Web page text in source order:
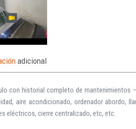
adicional
con historial completo de mantenimientos
aire acondicionado, ordenador abordo,
eléctricos, cierre centralizado, etc, etc.